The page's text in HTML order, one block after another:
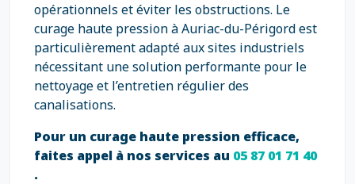
opérationnels et éviter les obstructions. Le
curage haute pression à Auriac-du-Périgord est
particulièrement adapté aux sites industriels
nécessitant une solution performante pour le
nettoyage et l’entretien régulier des
canalisations.
Pour un curage haute pression efficace,
faites appel à nos services au 05 87 01 71 40
.